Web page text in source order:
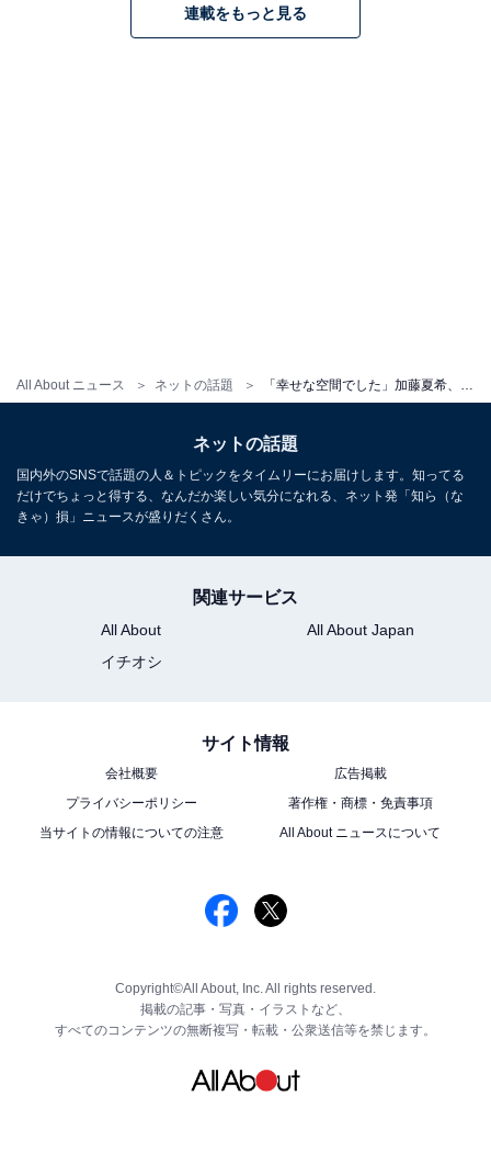
All About ニュース ネットの話題
連載をもっと見る
ネットの話題
国内外のSNSで話題の人＆トピックをタイムリーにお届けします。知ってる
だけでちょっと得する、なんだか楽しい気分になれる、ネット発「知ら（な
きゃ）損」ニュースが盛りだくさん。
関連サービス
All About
All About Japan
イチオシ
サイト情報
会社概要
広告掲載
プライバシーポリシー
著作権・商標・免責事項
当サイトの情報についての注意
All About ニュースについて
Copyright©All About, Inc. All rights reserved.
掲載の記事・写真・イラストなど、
すべてのコンテンツの無断複写・転載・公衆送信等を禁じます。